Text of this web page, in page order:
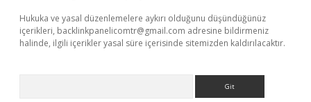
Hukuka ve yasal düzenlemelere aykırı olduğunu düşündüğünüz
içerikleri, backlinkpanelicomtr@gmail.com adresine bildirmeniz
halinde, ilgili içerikler yasal süre içerisinde sitemizden kaldırılacaktır.